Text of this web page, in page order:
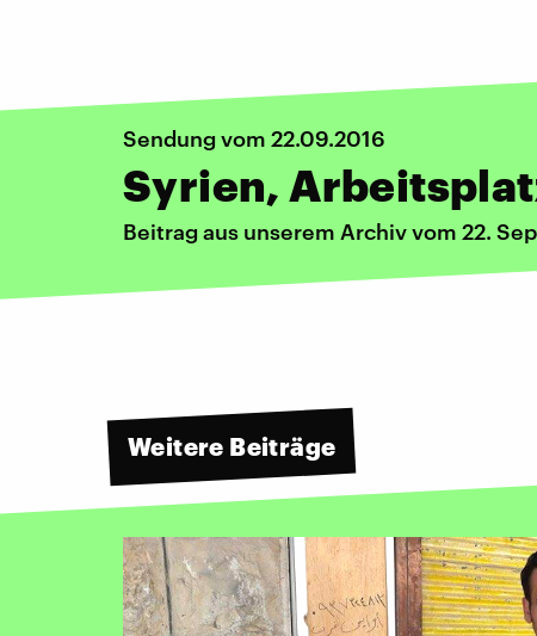
Sendung vom 22.09.2016
Syrien,
Beitrag aus unserem Archiv vom 22.
Weitere Beiträge